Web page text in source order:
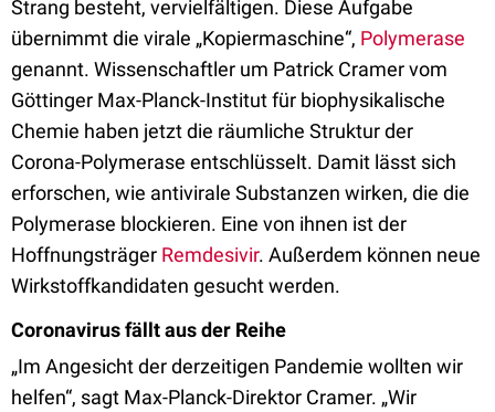
Strang besteht, vervielfältigen. Diese Aufgabe
übernimmt die virale „Kopiermaschine“, Polymerase
genannt. Wissenschaftler um Patrick Cramer vom
Göttinger Max-Planck-Institut für biophysikalische
Chemie haben jetzt die räumliche Struktur der
Corona-Polymerase entschlüsselt. Damit lässt sich
erforschen, wie antivirale Substanzen wirken, die die
Polymerase blockieren. Eine von ihnen ist der
Hoffnungsträger Remdesivir. Außerdem können neue
Wirkstoffkandidaten gesucht werden.
Coronavirus fällt aus der Reihe
„Im Angesicht der derzeitigen Pandemie wollten wir
helfen“, sagt Max-Planck-Direktor Cramer. „Wir